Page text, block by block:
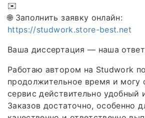
✉️
🌐 Заполнить заявку онлайн:
https://studwork.store-best.net
Ваша диссертация — наша
Работаю автором на Studwork
продолжительное время и могу
сервис действительно удобный
Заказов достаточно, особенно